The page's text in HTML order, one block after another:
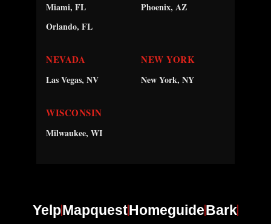
Miami, FL
Orlando, FL
Phoenix, AZ
NEVADA
Las Vegas, NV
NEW YORK
New York, NY
WISCONSIN
Milwaukee, WI
YelpMapquestHomeguideBark